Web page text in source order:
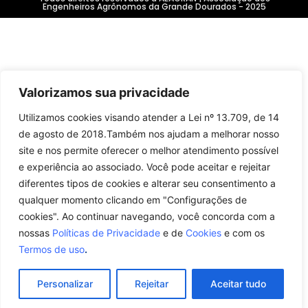
Valorizamos sua privacidade
Utilizamos cookies visando atender a Lei nº 13.709, de 14
de agosto de 2018.Também nos ajudam a melhorar nosso
site e nos permite oferecer o melhor atendimento possível
e experiência ao associado. Você pode aceitar e rejeitar
diferentes tipos de cookies e alterar seu consentimento a
qualquer momento clicando em "Configurações de
cookies". Ao continuar navegando, você concorda com a
nossas Políticas de Privacidade e de Cookies e com os
Termos de uso.
Personalizar Rejeitar Aceitar tudo
Engenheiros Agrônomos da Grande Dourados - 2025